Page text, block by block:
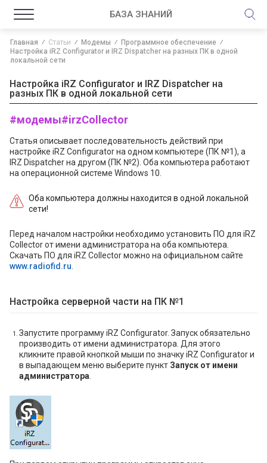
БАЗА ЗНАНИЙ
Главная Статьи Модемы
Программное обеспечение
Настройка iRZ Configurator и IRZ Dispatcher на разных ПК в одной
локальной сети
Настройка iRZ Configurator и IRZ Dispatcher на
разных ПК в одной локальной сети
#модемы#irzCollector
Статья описывает последовательность действий при
настройке iRZ Configurator на одном компьютере (ПК №1), а
IRZ Dispatcher на другом (ПК №2). Оба компьютера работают
на операционной системе Windows 10.
Оба компьютера должны находится в одной локальной
сети!
Перед началом настройки необходимо установить ПО для iRZ
Collector от имени администратора на оба компьютера.
Скачать ПО для iRZ Collector можно на официальном сайте
www.radiofid.ru
Настройка серверной части на ПК №1
Запустите программу iRZ Configurator. Запуск обязательно
производить от имени администратора. Для этого
кликните правой кнопкой мыши по значку iRZ Configurator и
в выпадающем меню выберите пункт Запуск от имени
администратора